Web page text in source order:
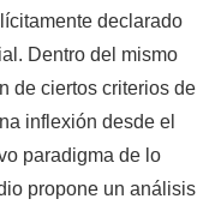
declarado
Dentro del mismo
de ciertos criterios de
inflexión desde el
paradigma de lo
propone un análisis